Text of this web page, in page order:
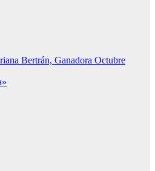
Bertrán, Ganadora Octubre